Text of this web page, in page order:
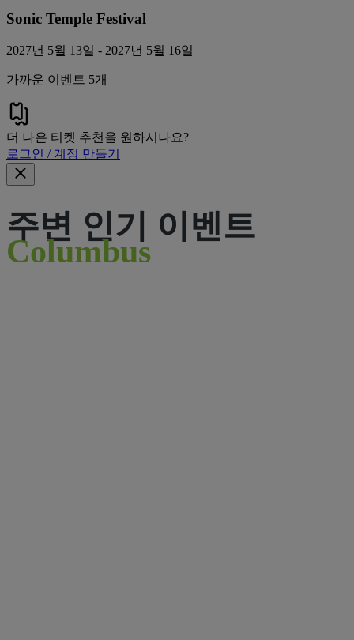
Sonic Temple Festival
2027년 5월 13일 - 2027년 5월 16일
가까운 이벤트 5개
더 나은 티켓 추천을 원하시나요?
로그인 / 계정 만들기
주변 인기 이벤트
Columbus